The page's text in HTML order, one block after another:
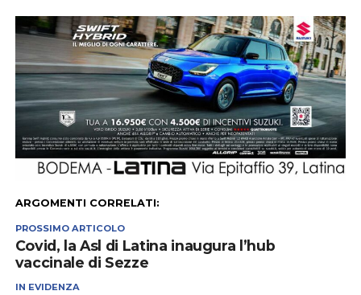
ARGOMENTI CORRELATI:
PROSSIMO ARTICOLO
Covid, la Asl di Latina inaugura l’hub
vaccinale di Sezze
IN EVIDENZA